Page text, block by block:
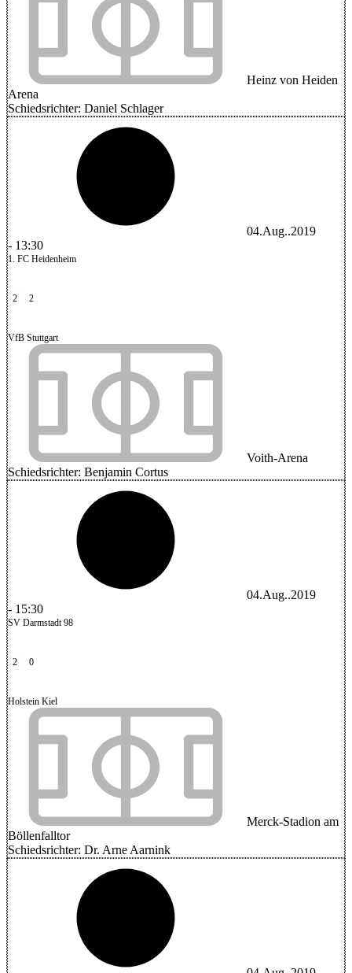
Heinz von Heiden
Arena
Schiedsrichter: Daniel Schlager
04.Aug..2019
- 13:30
1. FC Heidenheim
2 2
VfB Stuttgart
Voith-Arena
Schiedsrichter: Benjamin Cortus
04.Aug..2019
- 15:30
SV Darmstadt 98
2 0
Holstein Kiel
Merck-Stadion am
Böllenfalltor
Schiedsrichter: Dr. Arne Aarnink